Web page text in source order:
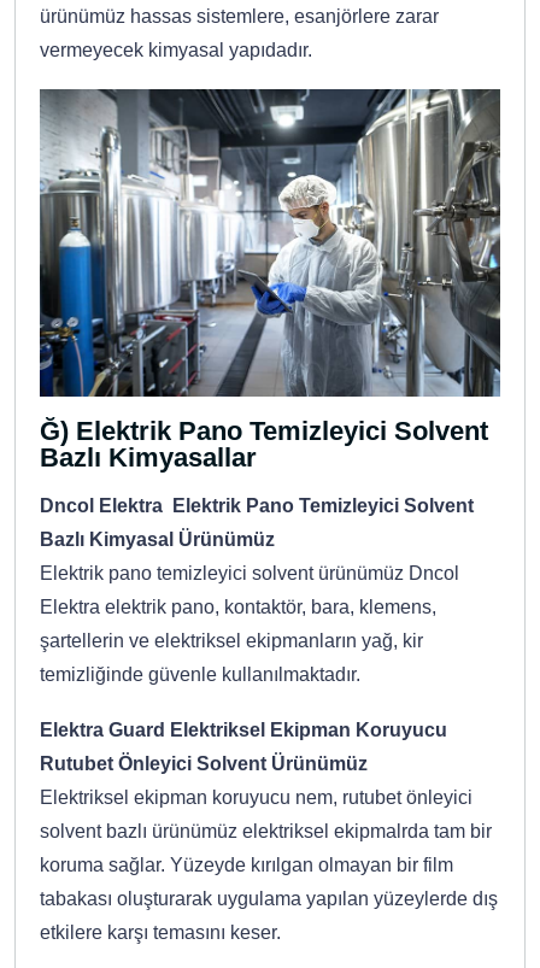
ürünümüz hassas sistemlere, esanjörlere zarar
vermeyecek kimyasal yapıdadır.
Ğ) Elektrik Pano Temizleyici Solvent
Bazlı Kimyasallar
Dncol Elektra Elektrik Pano Temizleyici Solvent
Bazlı Kimyasal Ürünümüz
Elektrik pano temizleyici solvent ürünümüz Dncol
Elektra elektrik pano, kontaktör, bara, klemens,
şartellerin ve elektriksel ekipmanların yağ, kir
temizliğinde güvenle kullanılmaktadır.
Elektra Guard Elektriksel Ekipman Koruyucu
Rutubet Önleyici Solvent Ürünümüz
Elektriksel ekipman koruyucu nem, rutubet önleyici
solvent bazlı ürünümüz elektriksel ekipmalrda tam bir
koruma sağlar. Yüzeyde kırılgan olmayan bir film
tabakası oluşturarak uygulama yapılan yüzeylerde dış
etkilere karşı temasını keser.